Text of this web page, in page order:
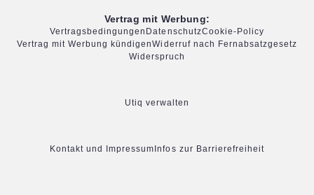
Vertrag mit Werbung:
Vertragsbedingungen DatenschutzCookie-Policy
Vertrag mit Werbung kündigenWiderruf nach Fernabsatzgesetz
Widerspruch
Utiq verwalten
Kontakt und Impressum Infos zur Barrierefreiheit